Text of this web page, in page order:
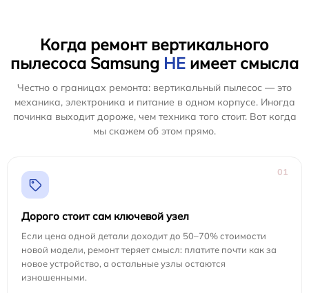
Когда ремонт вертикального
пылесоса Samsung НЕ имеет смысла
Честно о границах ремонта: вертикальный пылесос — это
механика, электроника и питание в одном корпусе. Иногда
починка выходит дороже, чем техника того стоит. Вот когда
мы скажем об этом прямо.
01
Дорого стоит сам ключевой узел
Если цена одной детали доходит до 50–70% стоимости
новой модели, ремонт теряет смысл: платите почти как за
новое устройство, а остальные узлы остаются
изношенными.